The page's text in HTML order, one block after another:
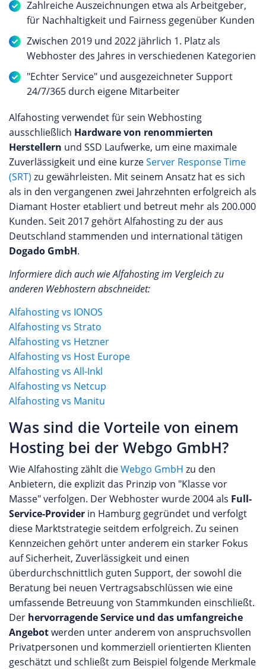
Zahlreiche Auszeichnungen etwa als Arbeitgeber,
für Nachhaltigkeit und Fairness gegenüber Kunden
Zwischen 2019 und 2022 jährlich 1. Platz als
Webhoster des Jahres in verschiedenen Kategorien
"Echter Service" und ausgezeichneter Support
24/7/365 durch eigene Mitarbeiter
Alfahosting verwendet für sein Webhosting
ausschließlich Hardware von renommierten
Herstellern und SSD Laufwerke, um eine maximale
Zuverlässigkeit und eine kurzeServer Response Time
(SRT) zu gewährleisten. Mit seinem Ansatz hat es sich
als in den vergangenen zwei Jahrzehnten erfolgreich als
Diamant Hoster etabliert und betreut mehr als 200.000
Kunden. Seit 2017 gehört Alfahosting zu der aus
Deutschland stammenden und international tätigen
Dogado GmbH.
Informiere dich auch wie Alfahosting im Vergleich zu
anderen Webhostern abschneidet:
Alfahosting vs IONOS
Alfahosting vs Strato
Alfahosting vs Hetzner
Alfahosting vs Host Europe
Alfahosting vs All-Inkl
Alfahosting vs Netcup
Alfahosting vs Manitu
Was sind die Vorteile von einem
Hosting bei der Webgo GmbH?
Wie Alfahosting zählt dieWebgo GmbH zu den
Anbietern, die explizit das Prinzip von "Klasse vor
Masse" verfolgen. Der Webhoster wurde 2004 als Full-
Service-Provider in Hamburg gegründet und verfolgt
diese Marktstrategie seitdem erfolgreich. Zu seinen
Kennzeichen gehört unter anderem ein starker Fokus
auf Sicherheit, Zuverlässigkeit und einen
überdurchschnittlich guten Support, der sowohl die
Beratung bei neuen Vertragsabschlüssen wie eine
umfassende Betreuung von Stammkunden einschließt.
Der hervorragende Service und das umfangreiche
Angebotwerden unter anderem von anspruchsvollen
Privatpersonen und kommerziell orientierten Klienten
geschätzt und schließt zum Beispiel folgende Merkmale